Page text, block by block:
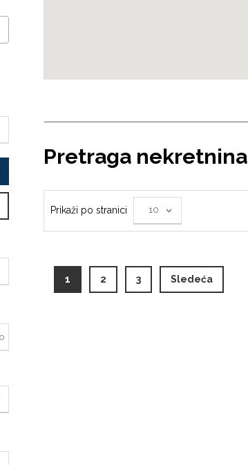
Pretraga nekretnina
Prikaži po stranici 10
1 (current)
2 3 Sledeća